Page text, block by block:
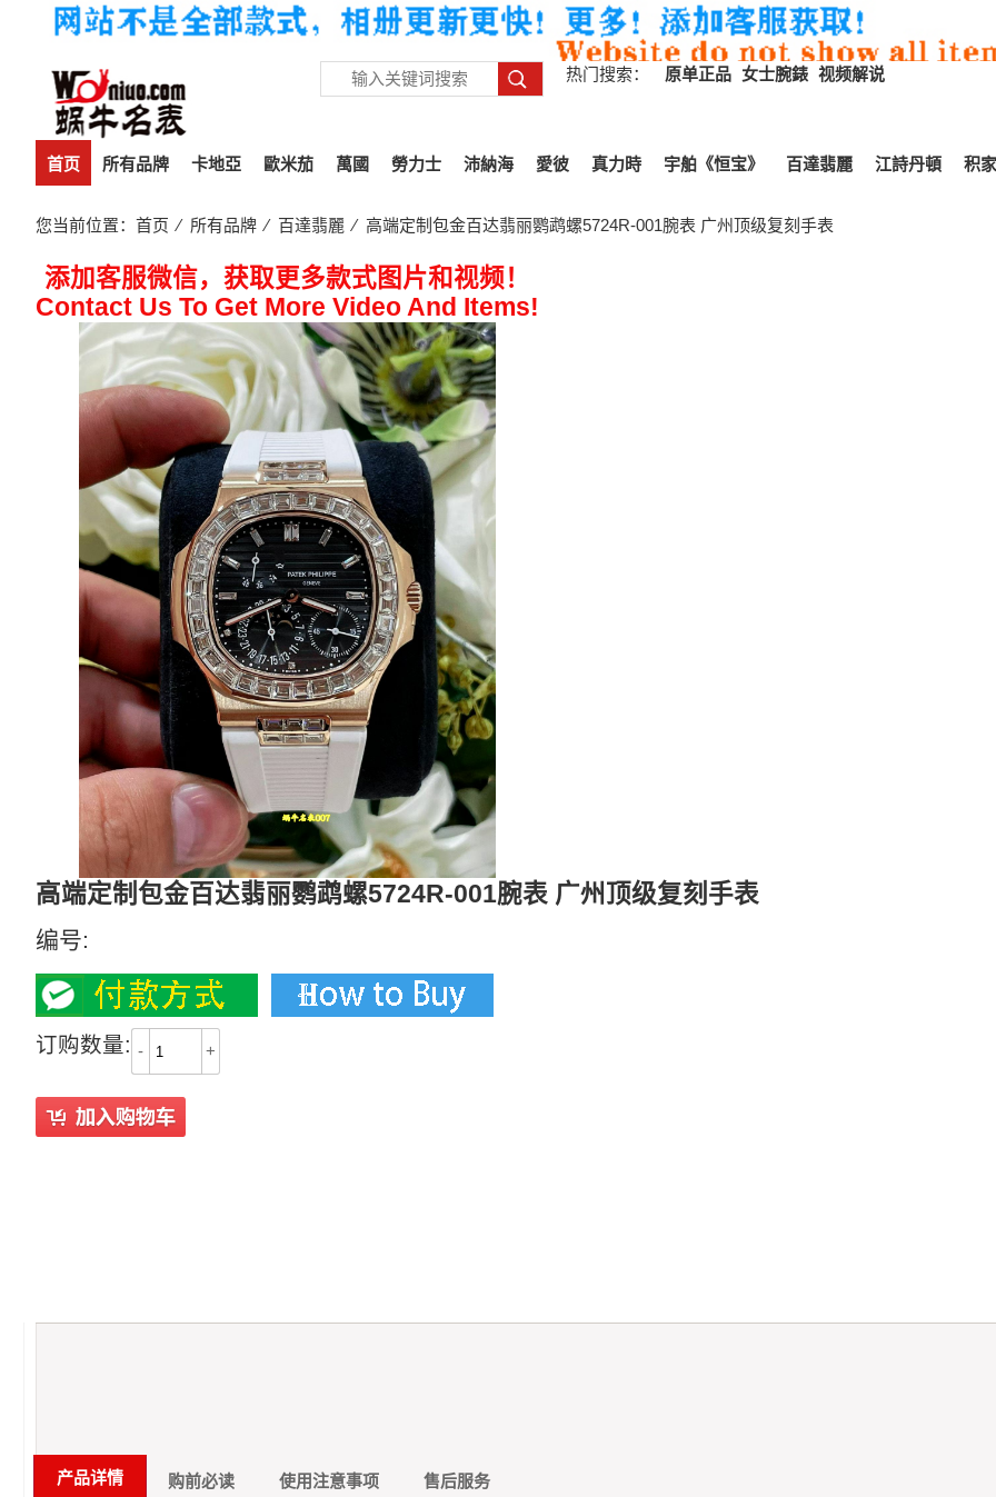
热门搜索： 原单正品 女士腕錶 视频解说
首页 所有品牌 卡地亞 歐米茄 萬國 勞力士 沛納海 愛彼 真力時 宇舶《恒宝》 百達翡麗 江詩丹頓 积家
您当前位置： 首页 ⁄ 所有品牌 ⁄ 百達翡麗 ⁄ 高端定制包金百达翡丽鹦鹉螺5724R-001腕表 广州顶级复刻手表
添加客服微信，获取更多款式图片和视频！
Contact Us To Get More Video And Items!
高端定制包金百达翡丽鹦鹉螺5724R-001腕表 广州顶级复刻手表
编号:
订购数量: - +
产品详情 购前必读 使用注意事项 售后服务